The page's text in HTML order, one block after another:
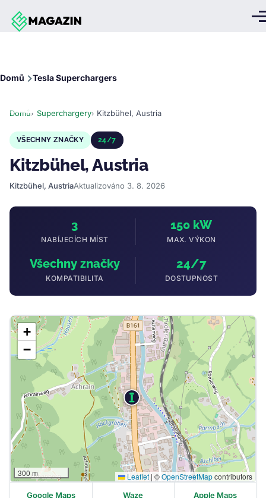
Přejít k hlavnímu obsahu
Domů Tesla Superchargers
Domů Superchargery Kitzbühel, Austria
VŠECHNY ZNAČKY 24/7
Kitzbühel, Austria
Kitzbühel, AustriaAktualizováno 3. 8. 2026
3
NABÍJECÍCH MÍST
150 kW
MAX. VÝKON
Všechny značky
KOMPATIBILITA
24/7
DOSTUPNOST
+
−
300 m Leaflet | ©OpenStreetMapcontributors
Google Maps Waze Apple Maps